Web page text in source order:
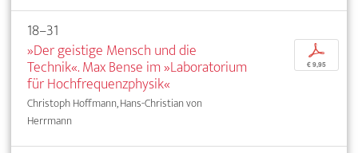
18–31
»Der geistige Mensch und die
Technik«. Max Bense im »Laboratorium
für Hochfrequenzphysik«
Christoph Hoffmann, Hans-Christian von
Herrmann
p
€ 9,95